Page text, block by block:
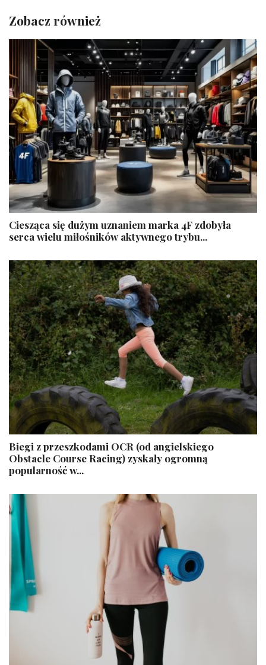
Zobacz również
Ciesząca się dużym uznaniem marka 4F zdobyła
serca wielu miłośników aktywnego trybu...
Biegi z przeszkodami OCR (od angielskiego
Obstacle Course Racing) zyskały ogromną
popularność w...